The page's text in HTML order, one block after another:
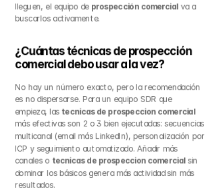
lleguen, el equipo de prospección comercial va a
buscarlos activamente.
¿Cuántas técnicas de prospección
comercial debo usar a la vez?
No hay un número exacto, pero la recomendación
es no dispersarse. Para un equipo SDR que
empieza, las tecnicas de prospeccion comercial
más efectivas son 2 o 3 bien ejecutadas: secuencias
multicanal (email más LinkedIn), personalización por
ICP y seguimiento automatizado. Añadir más
canales o tecnicas de prospeccion comercial sin
dominar los básicos genera más actividad sin más
resultados.